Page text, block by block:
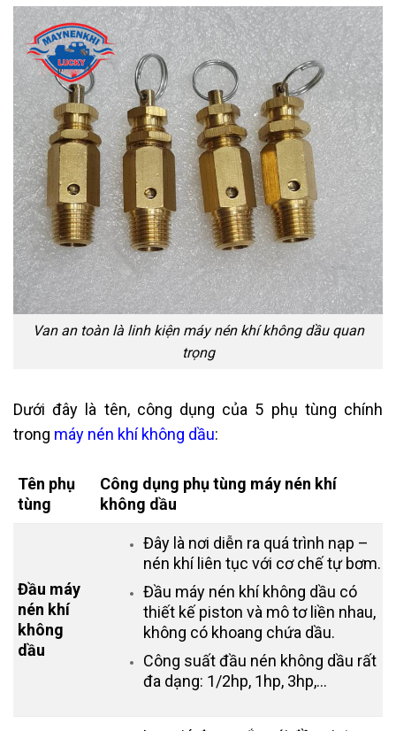
Van an toàn là linh kiện máy nén khí không dầu quan
trọng
Dưới đây là tên, công dụng của 5 phụ tùng chính
trong máy nén khí không dầu:
Tên phụ
tùng
Công dụng phụ tùng máy nén khí
không dầu
Đầu máy
nén khí
không
dầu
Đây là nơi diễn ra quá trình nạp –
nén khí liên tục với cơ chế tự bơm.
Đầu máy nén khí không dầu có
thiết kế piston và mô tơ liền nhau,
không có khoang chứa dầu.
Công suất đầu nén không dầu rất
đa dạng: 1/2hp, 1hp, 3hp,…